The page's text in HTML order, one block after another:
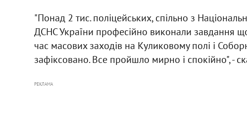
"Понад 2 тис. поліцейських, спільно з
ДСНС України професійно виконали завдання
час масових заходів на Куликовому полі і
зафіксовано. Все пройшло мирно і спокійно", -
РЕКЛАМА